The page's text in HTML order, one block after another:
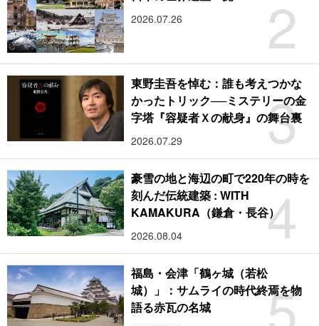
2
2026.07.26
3
東野圭吾を悼む：誰も考えつかな
かったトリック──ミステリーの金
字塔『容疑者Ｘの献身』の舞台裏
2026.07.29
4
豪雪の地と海辺の町で220年の時を
刻んだ伝統建築 : WITH
KAMAKURA（鎌倉・長谷）
2026.08.04
5
福島・会津「鶴ヶ城（若松
城）」：サムライの時代終焉を物
語る赤瓦の名城